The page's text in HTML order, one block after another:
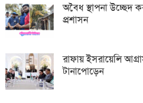
অবৈধ স্থাপনা উচ্ছেদ
প্রশাসন
রাফায় ইসরায়েলি
টানাপোড়েন